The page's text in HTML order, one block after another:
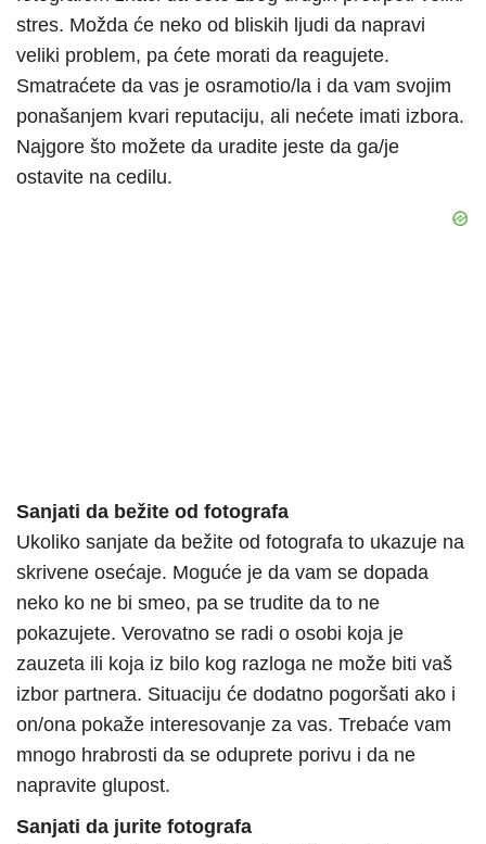
stres. Možda će neko od bliskih ljudi da napravi
veliki problem, pa ćete morati da reagujete.
Smatraćete da vas je osramotio/la i da vam svojim
ponašanjem kvari reputaciju, ali nećete imati izbora.
Najgore što možete da uradite jeste da ga/je
ostavite na cedilu.
Sanjati da bežite od fotografa
Ukoliko sanjate da bežite od fotografa to ukazuje na
skrivene osećaje. Moguće je da vam se dopada
neko ko ne bi smeo, pa se trudite da to ne
pokazujete. Verovatno se radi o osobi koja je
zauzeta ili koja iz bilo kog razloga ne može biti vaš
izbor partnera. Situaciju će dodatno pogoršati ako i
on/ona pokaže interesovanje za vas. Trebaće vam
mnogo hrabrosti da se oduprete porivu i da ne
napravite glupost.
Sanjati da jurite fotografa